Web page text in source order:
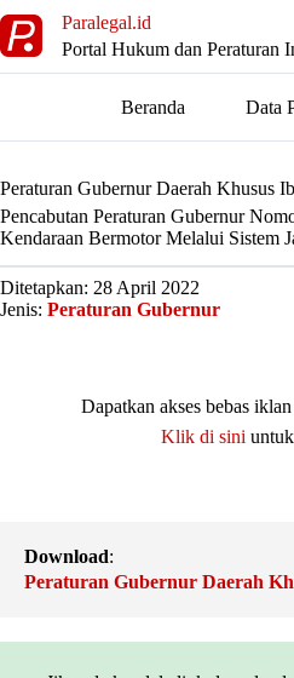
to
content
Paralegal.id
Portal Hukum dan Peraturan
Beranda Data
Peraturan Gubernur Daerah Khusus
Pencabutan Peraturan Gubernur
Kendaraan Bermotor Melalui Sistem
Ditetapkan: 28 April 2022
Jenis: Peraturan Gubernur
Dapatkan akses bebas
Klik di sini
Download:
Peraturan Gubernur Daerah